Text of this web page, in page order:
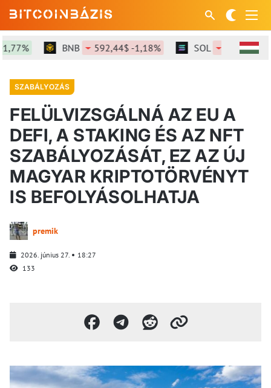
BNB 592,44$ -1,18% SOL 73,2$ -0,68%
SZABÁLYOZÁS
FELÜLVIZSGÁLNÁ AZ EU A
DEFI, A STAKING ÉS AZ NFT
SZABÁLYOZÁSÁT, EZ AZ ÚJ
MAGYAR KRIPTOTÖRVÉNYT
IS BEFOLYÁSOLHATJA
premik
2026. június 27.
18:27
133